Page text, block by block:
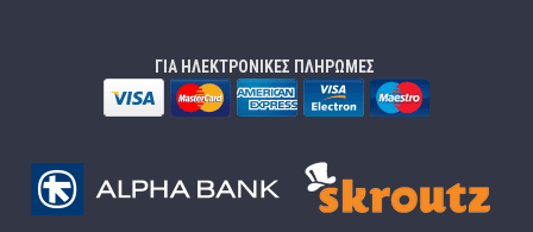
ΓΙΑ ΗΛΕΚΤΡΟΝΙΚΕΣ ΠΛΗΡΩΜΕΣ